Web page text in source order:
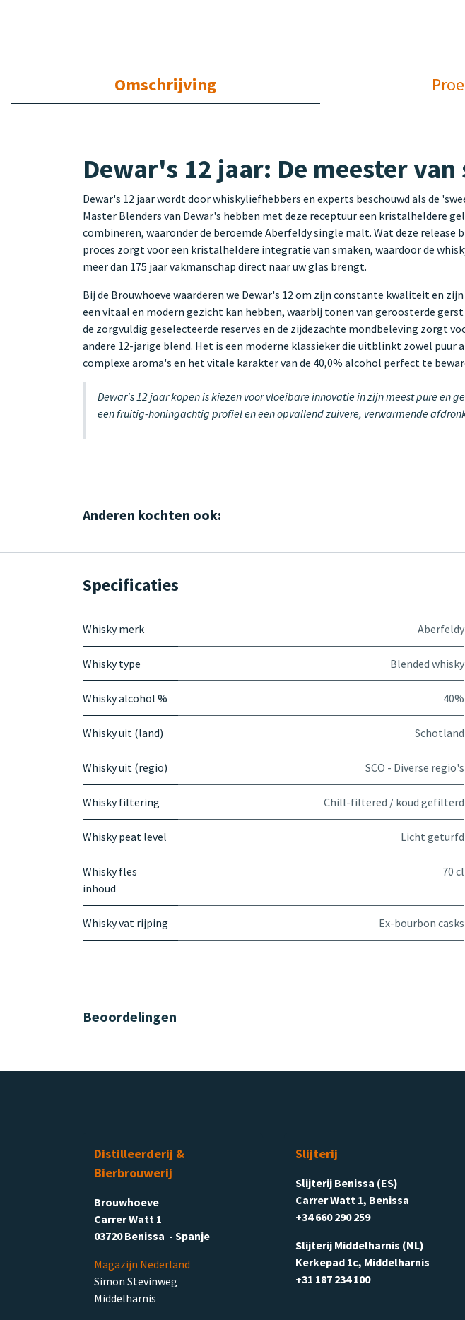
Omschrijving
Dewar's 12 jaar: De meester van
Dewar's 12 jaar wordt door whiskyliefhebbers en experts beschouwd als de
Master Blenders van Dewar's hebben met deze receptuur een kristalheldere
combineren, waaronder de beroemde Aberfeldy single malt. Wat deze
proces zorgt voor een kristalheldere integratie van smaken, waardoor de
meer dan 175 jaar vakmanschap direct naar uw glas brengt.
Bij de Brouwhoeve waarderen we Dewar's 12 om zijn constante kwaliteit en
een vitaal en modern gezicht kan hebben, waarbij tonen van geroosterde
de zorgvuldig geselecteerde reserves en de zijdezachte mondbeleving zorgt
andere 12-jarige blend. Het is een moderne klassieker die uitblinkt zowel
complexe aroma's en het vitale karakter van de 40,0% alcohol perfect te
Dewar's 12 jaar kopen is kiezen voor vloeibare innovatie in zijn meest pure en
een fruitig-honingachtig profiel en een opvallend zuivere, verwarmende
Anderen kochten ook:
Specificaties
Whisky merk Aberfeldy
Whisky type Blended whisky
Whisky alcohol % 40%
Whisky uit (land) Schotland
Whisky uit (regio) SCO - Diverse regio's
Whisky filtering Chill-filtered / koud gefilterd
Whisky peat level Licht geturfd
Whisky fles
inhoud
70 cl
Whisky vat rijping Ex-bourbon casks
Beoordelingen
Distilleerderij &
Bierbrouwerij
Brouwhoeve
Carrer Watt 1
03720 Benissa - Spanje
Magazijn Nederland
Simon Stevinweg
Middelharnis
Slijterij
Slijterij Benissa (ES)
Carrer Watt 1, Benissa
+34 660 290 259
Slijterij Middelharnis (NL)
Kerkepad 1c, Middelharnis
+31 187 234 100